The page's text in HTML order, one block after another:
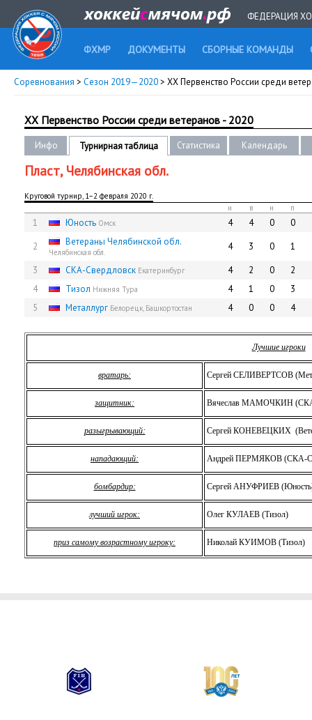
ФЕДЕРАЦИЯ
ФХМР ДОКУМЕНТЫ СБОРНЫЕ КОМАНДЫ
Соревнования > Сезон 2019—2020> XX Первенство России среди
XX Первенство России среди ветеранов - 2020
Инфо Турнирная таблица Статистика Календарь
Пласт, Челябинская обл.
Круговой турнир, 1−2 февраля 2020 г.
и
в н п
1 Юность Омск 4 4 0
0
2
Ветераны Челябинской обл.
Челябинская обл. 4 3 0
1
3
СКА-Свердловск Екатеринбург 4 2 0
2
4
Тизол Нижняя Тура 4 1 0
3
5
Металлург Белорецк, Башкортостан 4 0 0 4
Лучшие игроки
вратарь: Сергей СЕЛИВЕРТСОВ
защитник: Вячеслав МАМОЧКИН
разыгрывающий: Сергей КОНЕВЕЦКИХ
нападающий: Андрей ПЕРМЯКОВ (СКА-
бомбардир: Сергей АНУФРИЕВ
лучший игрок: Олег КУЛАЕВ (Тизол)
приз самому возрастному игроку: Николай КУИМОВ (Тизол)